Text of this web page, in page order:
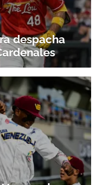
despacha